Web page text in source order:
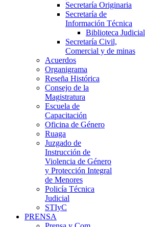
Secretaría Originaria
Secretaría de
Información Técnica
Biblioteca Judicial
Secretaría Civil,
Comercial y de minas
Acuerdos
Organigrama
Reseña Histórica
Consejo de la
Magistratura
Escuela de
Capacitación
Oficina de Género
Ruaga
Juzgado de
Instrucción de
Violencia de Género
y Protección Integral
de Menores
Policía Técnica
Judicial
STIyC
PRENSA